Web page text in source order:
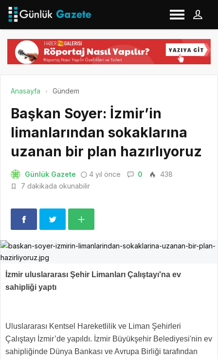
Anasayfa Gündem
Başkan Soyer: İzmir’in
limanlarından sokaklarına
uzanan bir plan hazırlıyoruz
Günlük Gazete 4 yıl önce 0
438
7 dakikada okunabilir
İzmir uluslararası Şehir Limanları Çalıştayı'na ev
sahipliği yaptı
Uluslararası Kentsel Hareketlilik ve Liman Şehirleri
Çalıştayı İzmir’de yapıldı. İzmir Büyükşehir Belediyesi'nin ev
sahipliğinde Dünya Bankası ve Avrupa Birliği tarafından